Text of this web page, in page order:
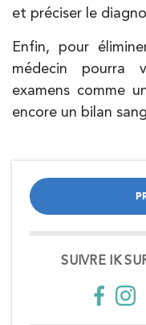
SUIVRE IK
et préciser le
Enfin, pour
médecin pourra
examens comme
encore un bilan